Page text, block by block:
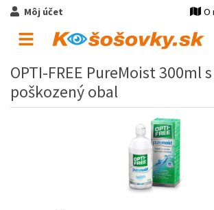
Môj účet O
OPTI-FREE PureMoist 300ml
poškozený obal